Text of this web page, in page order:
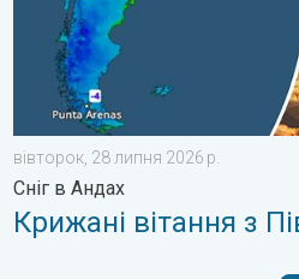
вівторок, 28 липня 2026 р.
Сніг в Андах
Крижані вітання з